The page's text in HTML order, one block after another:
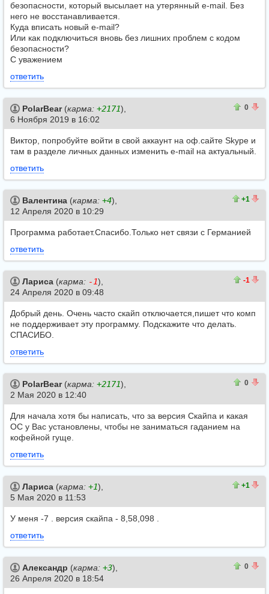
безопасности, который высылает на утерянный e-mail. Без
него не восстанавливается.
Куда вписать новый e-mail?
Или как подключиться вновь без лишних проблем с кодом
безопасности?
С уважением
ответить
0
PolarBear(карма: +2171),
6 Ноября 2019 в 16:02
Виктор, попробуйте войти в свой аккаунт на оф.сайте Skype и
там в разделе личных данных изменить e-mail на актуальный.
ответить
+1
Валентина (карма: +4),
12 Апреля 2020 в 10:29
Программа работает.Спасибо.Только нет связи с Германией
ответить
-1
Лариса (карма: -1),
24 Апреля 2020 в 09:48
Добрый день. Очень часто скайп отключается,пишет что комп
не поддерживает эту программу. Подскажите что делать.
СПАСИБО.
ответить
0
PolarBear(карма: +2171),
2 Мая 2020 в 12:40
Для начала хотя бы написать, что за версия Скайпа и какая
ОС у Вас установлены, чтобы не заниматься гаданием на
кофейной гуще.
ответить
+1
Лариса (карма: +1),
5 Мая 2020 в 11:53
У меня -7 . версия скайпа - 8,58,098 .
ответить
0
Александр (карма: +3),
26 Апреля 2020 в 18:54